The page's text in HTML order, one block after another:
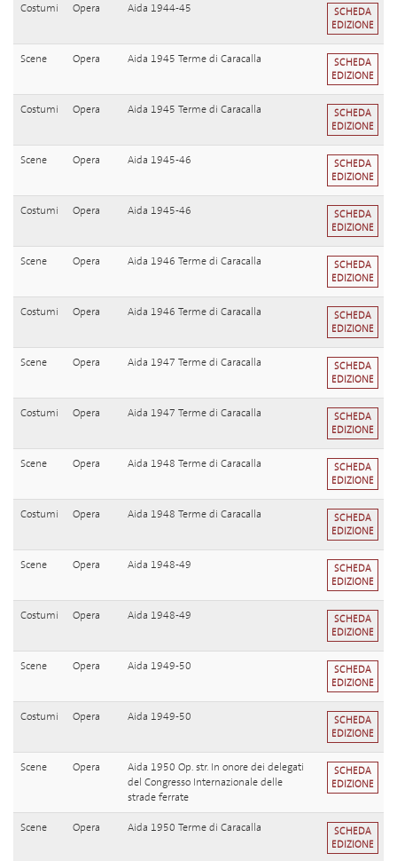
Costumi Opera Aida 1944-45
SCHEDA
EDIZIONE
Scene Opera Aida 1945 Terme di Caracalla
SCHEDA
EDIZIONE
Costumi Opera Aida 1945 Terme di Caracalla
SCHEDA
EDIZIONE
Scene Opera Aida 1945-46
SCHEDA
EDIZIONE
Costumi Opera Aida 1945-46
SCHEDA
EDIZIONE
Scene Opera Aida 1946 Terme di Caracalla
SCHEDA
EDIZIONE
Costumi Opera Aida 1946 Terme di Caracalla
SCHEDA
EDIZIONE
Scene Opera Aida 1947 Terme di Caracalla
SCHEDA
EDIZIONE
Costumi Opera Aida 1947 Terme di Caracalla
SCHEDA
EDIZIONE
Scene Opera Aida 1948 Terme di Caracalla
SCHEDA
EDIZIONE
Costumi Opera Aida 1948 Terme di Caracalla
SCHEDA
EDIZIONE
Scene Opera Aida 1948-49
SCHEDA
EDIZIONE
Costumi Opera Aida 1948-49
SCHEDA
EDIZIONE
Scene Opera Aida 1949-50
SCHEDA
EDIZIONE
Costumi Opera Aida 1949-50
SCHEDA
EDIZIONE
Scene Opera
Aida 1950 Op. str. In onore dei delegati
del Congresso Internazionale delle
strade ferrate
SCHEDA
EDIZIONE
Scene Opera Aida 1950 Terme di Caracalla
SCHEDA
EDIZIONE